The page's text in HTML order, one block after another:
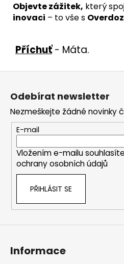
Objevte zážitek, který
inovaci – to vše s
Příchuť- Máta.
Odebírat newsletter
Nezmeškejte žádné novinky
E-mail
Vložením e-mailu
ochrany osobních údajů
PŘIHLÁSIT SE
Informace